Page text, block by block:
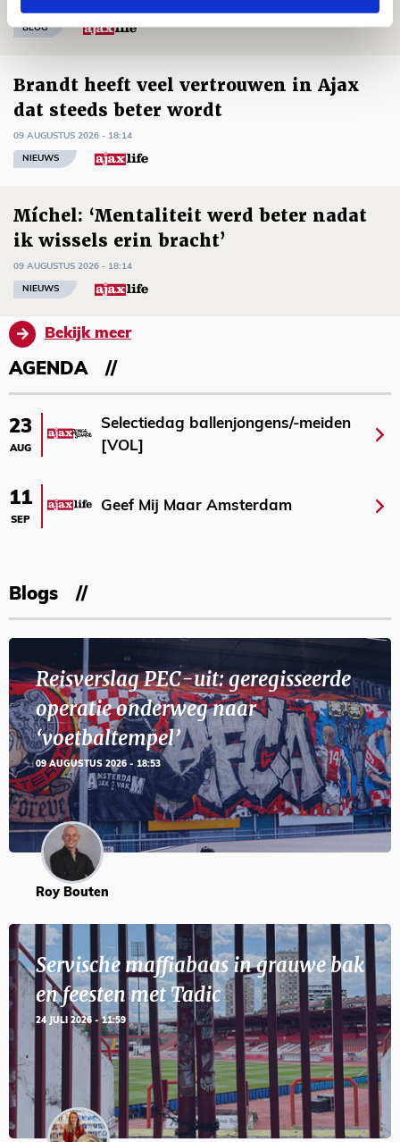
BLOG
Brandt heeft veel vertrouwen in Ajax
dat steeds beter wordt
09 AUGUSTUS 2026 - 18:14
NIEUWS
Míchel: ‘Mentaliteit werd beter nadat
ik wissels erin bracht’
09 AUGUSTUS 2026 - 18:14
NIEUWS
Bekijk meer
AGENDA
23
AUG
Selectiedag ballenjongens/-meiden
[VOL]
11
SEP
Geef Mij Maar Amsterdam
Blogs
Reisverslag PEC-uit: geregisseerde
operatie onderweg naar
‘voetbaltempel’
09 AUGUSTUS 2026 - 18:53
Roy Bouten
Servische maffiabaas in grauwe bak
en feesten met Tadic
24 JULI 2026 - 11:59